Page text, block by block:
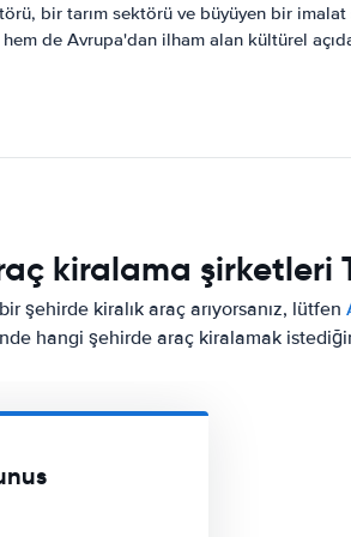
bir tarım sektörü ve büyüyen bir
hem de Avrupa'dan ilham alan kültürel
kiralama şirketleri
şehirde kiralık araç arıyorsanız, lütfen
hangi şehirde araç kiralamak